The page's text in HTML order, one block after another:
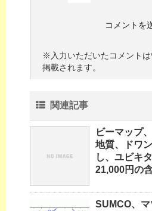
※入力いただいたコメント
掲載されます。
関連記事
ビーマップ
地質、ドワ
し、ユビキ
21,000円の含
SUMCO、